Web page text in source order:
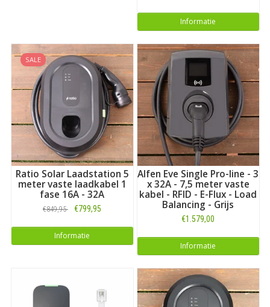
Informatie
SALE
Ratio Solar Laadstation 5
meter vaste laadkabel 1
fase 16A - 32A
€849,95 €799,95
Informatie
Alfen Eve Single Pro-line - 3
x 32A - 7,5 meter vaste
kabel - RFID - E-Flux - Load
Balancing - Grijs
€1.579,00
Informatie